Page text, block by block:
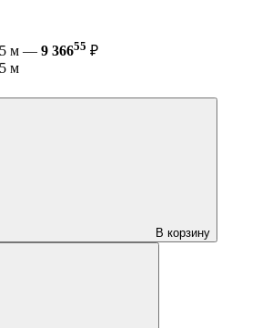
5 м — 9 36655 ₽
м
В корзину